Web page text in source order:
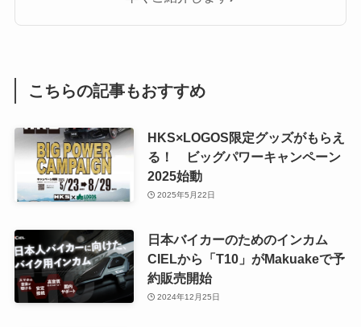
こちらの記事もおすすめ
HKS×LOGOS限定グッズがもらえ
る！ ビッグパワーキャンペーン
2025始動
2025年5月22日
日本バイカーのためのインカム
CIELから「T10」がMakuakeで予
約販売開始
2024年12月25日